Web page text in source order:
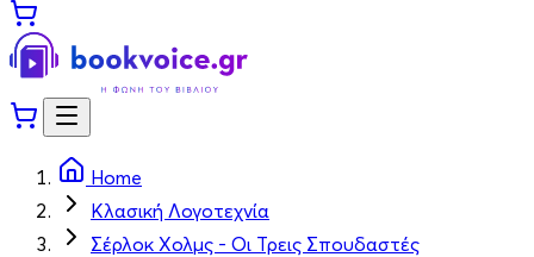
Home
Κλασική Λογοτεχνία
Σέρλοκ Χολμς - Οι Τρεις Σπουδαστές